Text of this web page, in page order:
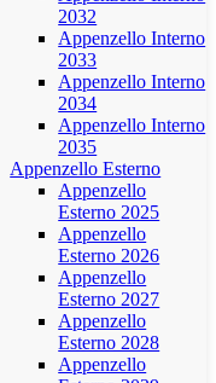
2032
Appenzello Interno
2033
Appenzello Interno
2034
Appenzello Interno
2035
Appenzello Esterno
Appenzello
Esterno 2025
Appenzello
Esterno 2026
Appenzello
Esterno 2027
Appenzello
Esterno 2028
Appenzello